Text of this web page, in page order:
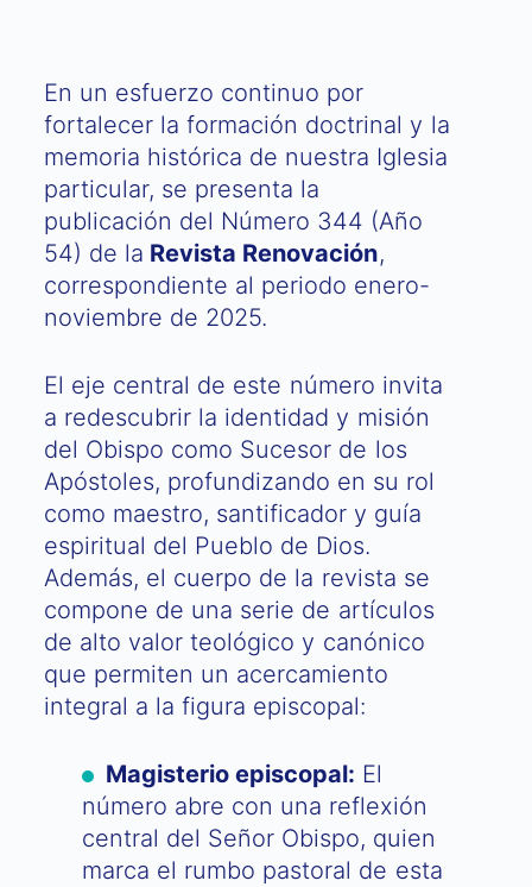
En un esfuerzo continuo por
fortalecer la formación doctrinal y la
memoria histórica de nuestra Iglesia
particular, se presenta la
publicación del Número 344 (Año
54) de la Revista Renovación,
correspondiente al periodo enero-
noviembre de 2025.
El eje central de este número invita
a redescubrir la identidad y misión
del Obispo como Sucesor de los
Apóstoles, profundizando en su rol
como maestro, santificador y guía
espiritual del Pueblo de Dios.
Además, el cuerpo de la revista se
compone de una serie de artículos
de alto valor teológico y canónico
que permiten un acercamiento
integral a la figura episcopal:
Magisterio episcopal: El
número abre con una reflexión
central del Señor Obispo, quien
marca el rumbo pastoral de esta